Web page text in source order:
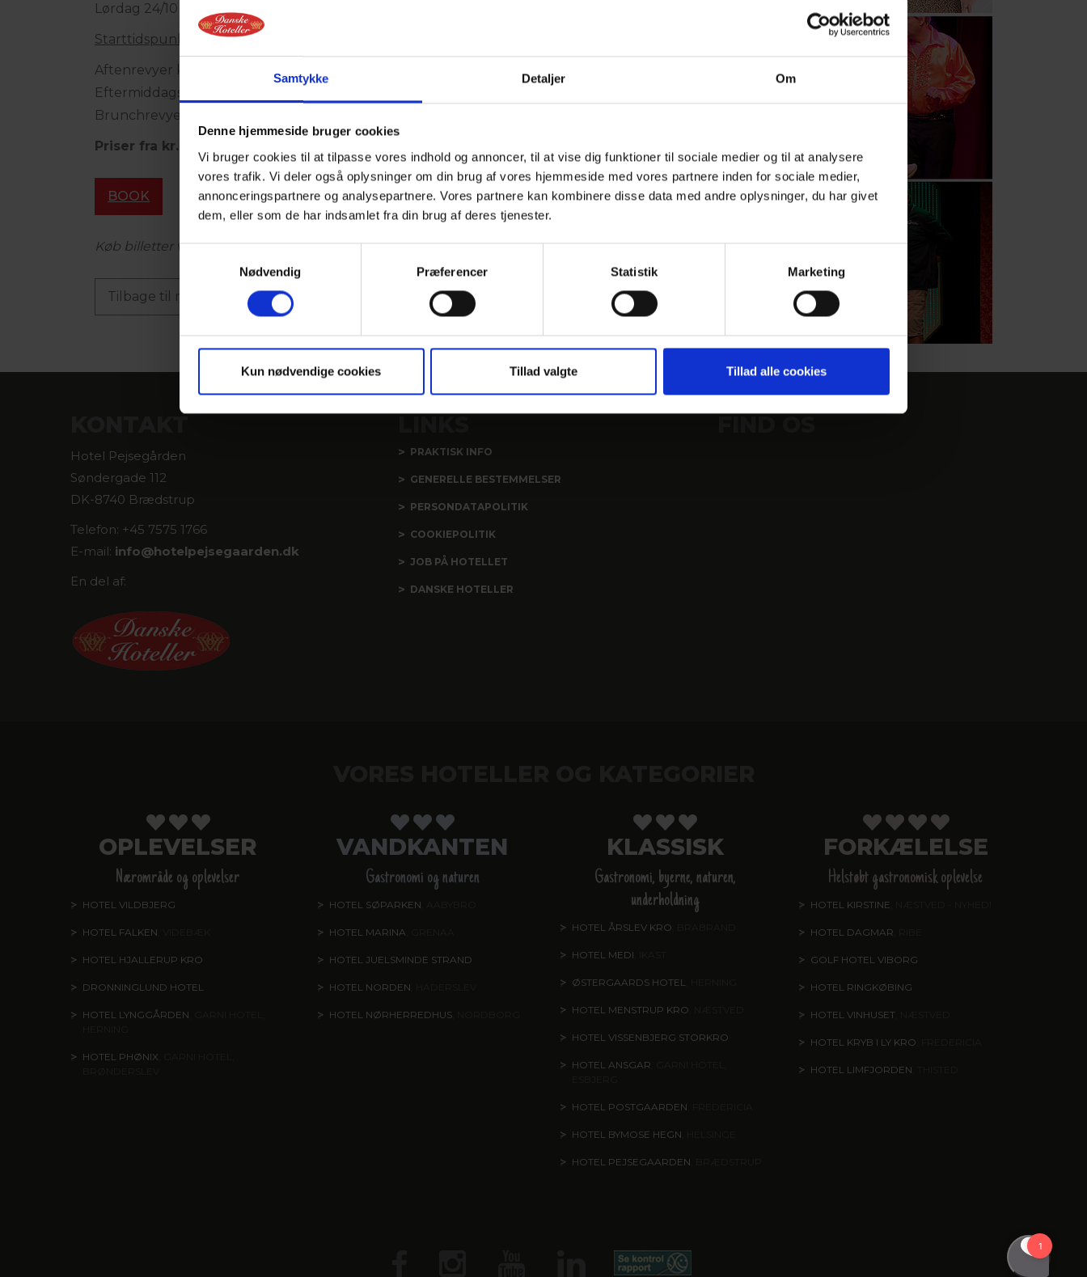
Samtykke Detaljer Om
Denne hjemmeside bruger cookies
Vi bruger cookies til at tilpasse vores indhold og annoncer, til at vise dig funktioner til sociale medier og til at analysere
vores trafik. Vi deler også oplysninger om din brug af vores hjemmeside med vores partnere inden for sociale medier,
annonceringspartnere og analysepartnere. Vores partnere kan kombinere disse data med andre oplysninger, du har givet
dem, eller som de har indsamlet fra din brug af deres tjenester.
Samtykkevalg
Nødvendig
Præferencer Statistik Marketing
Kun nødvendige cookies Tillad valgte Tillad alle cookies
Lørdag 24/10
Starttidspunkter
Aftenrevyer kl. 20.30
Eftermiddagsforestillinger kl. 15.00
Brunchrevyer kl. 13.00
Priser fra kr. 595,- pr. person
BOOK
Køb billetter via linket "BOOK"
Tilbage til nyhedslisten
Hotel Pejsegården
Søndergade 112
DK-8740 Brædstrup
Telefon: +45 7575 1766
E-mail: info@hotelpejsegaarden.dk
En del af:
PRAKTISK INFO
GENERELLE BESTEMMELSER
PERSONDATAPOLITIK
COOKIEPOLITIK
JOB PÅ HOTELLET
DANSKE HOTELLER
OPLEVELSER
Nærområde og oplevelser
HOTEL VILDBJERG
HOTEL FALKEN
HOTEL HJALLERUP KRO
DRONNINGLUND HOTEL
HOTEL LYNGGÅRDEN
HOTEL PHØNIX
VANDKANTEN
Gastronomi og naturen
HOTEL SØPARKEN
HOTEL MARINA
HOTEL JUELSMINDE STRAND
HOTEL NORDEN
HOTEL NØRHERREDHUS
KLASSISK
Gastronomi, byerne, naturen,
underholdning
HOTEL ÅRSLEV KRO
HOTEL MEDI
ØSTERGAARDS HOTEL
HOTEL MENSTRUP KRO
HOTEL VISSENBJERG STORKRO
HOTEL ANSGAR
HOTEL POSTGAARDEN
HOTEL BYMOSE HEGN
HOTEL PEJSEGAARDEN
FORKÆLELSE
Helstøbt gastronomisk oplevelse
HOTEL KIRSTINE
HOTEL DAGMAR
GOLF HOTEL VIBORG
HOTEL RINGKØBING
HOTEL VINHUSET
HOTEL KRYB I LY KRO
HOTEL LIMFJORDEN